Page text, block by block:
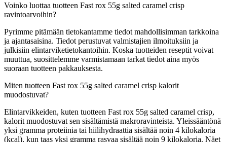
Voinko luottaa tuotteen Fast rox 55g salted caramel crisp
ravintoarvoihin?
Pyrimme pitämään tietokantamme tiedot mahdollisimman tarkkoina
ja ajantasaisina. Tiedot perustuvat valmistajien ilmoituksiin ja
julkisiin elintarviketietokantoihin. Koska tuotteiden reseptit voivat
muuttua, suosittelemme varmistamaan tarkat tiedot aina myös
suoraan tuotteen pakkauksesta.
Miten tuotteen Fast rox 55g salted caramel crisp kalorit
muodostuvat?
Elintarvikkeiden, kuten tuotteen Fast rox 55g salted caramel crisp,
kalorit muodostuvat sen sisältämistä makroravinteista. Yleissääntönä
yksi gramma proteiinia tai hiilihydraattia sisältää noin 4 kilokaloria
(kcal), kun taas yksi gramma rasvaa sisältää noin 9 kilokaloria. Näet